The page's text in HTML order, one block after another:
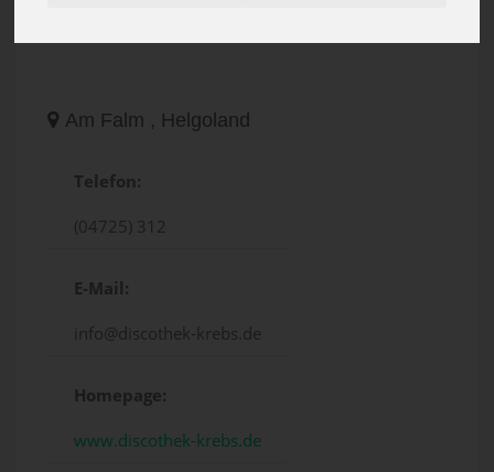
Am Falm , Helgoland
Telefon:
(04725) 312
E-Mail:
info@discothek-krebs.de
Homepage:
www.discothek-krebs.de